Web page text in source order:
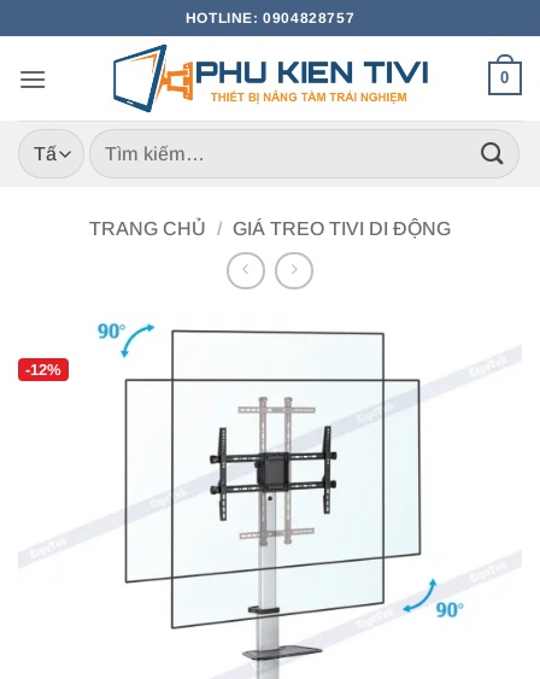
nội
HOTLINE: 0904828757
0
Tìm
kiếm:
TRANG CHỦ / GIÁ TREO TIVI DI ĐỘNG
-12%